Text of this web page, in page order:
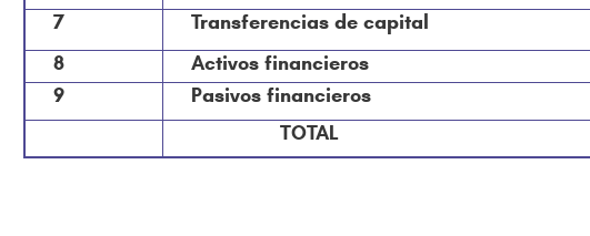
7
Transferencias de capital
8
Activos financieros
9
Pasivos financieros
TOTAL